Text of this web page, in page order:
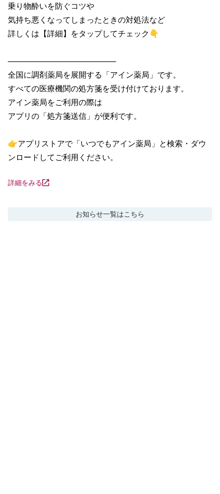
乗り物酔いを防ぐコツや
気持ち悪くなってしまったときの対処法など
詳しくは【詳細】をタップしてチェック👇
────────────────────
全国に調剤薬局を展開する「アイン薬局」です。
すべての医療機関の処方箋を受け付けております。
アイン薬局をご利用の際は
アプリの「処方箋送信」が便利です。
👉アプリストアで「いつでもアイン薬局」と検索・ダウ
ンロードしてご利用ください。
詳細をみる
お知らせ一覧はこちら